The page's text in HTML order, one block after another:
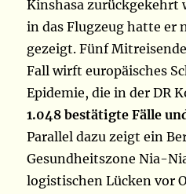
Kinshasa zurückgekehrt
in das Flugzeug hatte er
gezeigt. Fünf
Fall wirft europäisches
Epidemie, die in der DR
1.048 bestätigte Fälle
Parallel dazu zeigt ein
Gesundheitszone Nia-
logistischen Lücken vor